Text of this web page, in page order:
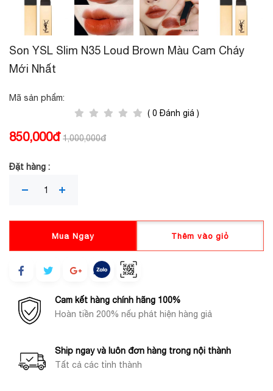
Son YSL Slim N35 Loud Brown Màu Cam Cháy
Mới Nhất
Mã sản phẩm:
( 0 Đánh giá )
850,000đ 1,000,000đ
Đặt hàng :
Mua Ngay Thêm vào giỏ
Cam kết hàng chính hãng 100%
Hoàn tiền 200% nếu phát hiện hàng giả
Ship ngay và luôn đơn hàng trong nội thành
Tất cả các tỉnh thành